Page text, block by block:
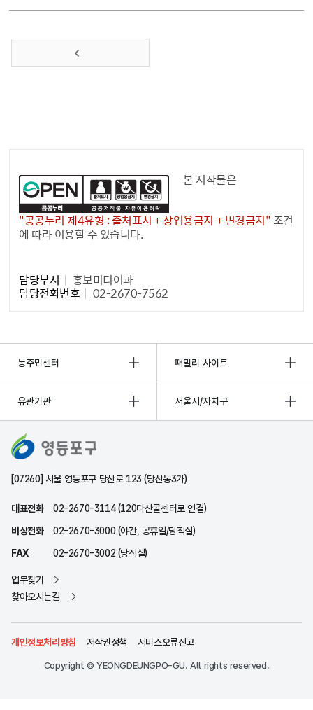
본 저작물은
"공공누리 제4유형 : 출처표시 + 상업용금지 + 변경금지"조건
에 따라 이용할 수 있습니다.
담당부서 홍보미디어과
담당전화번호 02-2670-7562
동주민센터 패밀리 사이트
유관기관 서울시/자치구
[07260] 서울 영등포구 당산로 123 (당산동3가)
대표전화
02-2670-3114 (120다산콜센터로 연결)
비상전화
02-2670-3000 (야간, 공휴일/당직실)
FAX
02-2670-3002 (당직실)
업무찾기
찾아오시는길
개인정보처리방침 저작권정책 서비스오류신고
Copyright © YEONGDEUNGPO-GU. All rights reserved.